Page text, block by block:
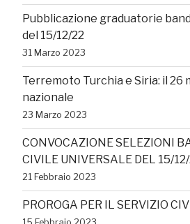
Pubblicazione graduatorie
del 15/12/22
31 Marzo 2023
Terremoto Turchia e Siria: il 26
nazionale
23 Marzo 2023
CONVOCAZIONE SELEZIONI
CIVILE UNIVERSALE DEL 15/
21 Febbraio 2023
PROROGA PER IL SERVIZIO